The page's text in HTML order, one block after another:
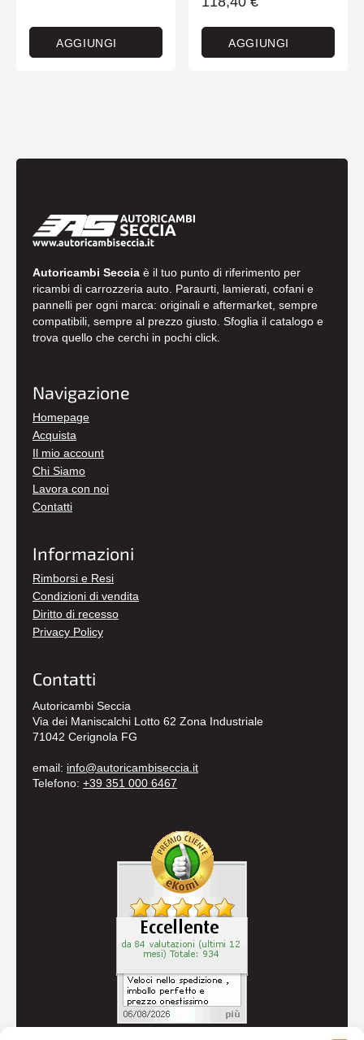
AGGIUNGI AGGIUNGI
Autoricambi Seccia è il tuo punto di riferimento per
ricambi di carrozzeria auto. Paraurti, lamierati, cofani e
pannelli per ogni marca: originali e aftermarket, sempre
compatibili, sempre al prezzo giusto. Sfoglia il catalogo e
trova quello che cerchi in pochi click.
Navigazione
Homepage
Acquista
Il mio account
Chi Siamo
Lavora con noi
Contatti
Informazioni
Rimborsi e Resi
Condizioni di vendita
Diritto di recesso
Privacy Policy
Contatti
Autoricambi Seccia
Via dei Maniscalchi Lotto 62 Zona Industriale
71042 Cerignola FG
email: info@autoricambiseccia.it
Telefono: +39 351 000 6467